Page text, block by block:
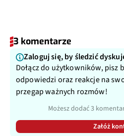
3 komentarze
Zaloguj się, by śledzić
Dołącz do użytkowników, pisz
odpowiedzi oraz reakcje na
przegap ważnych rozmów!
Możesz dodać 3
Załóż